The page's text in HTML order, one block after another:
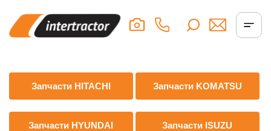
Запчасти HITACHI Запчасти KOMATSU
Запчасти HYUNDAI Запчасти ISUZU